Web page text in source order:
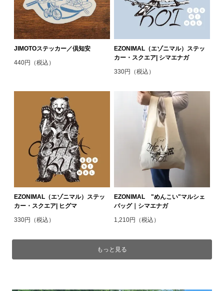
JIMOTOステッカー／倶知安
440円（税込）
EZONIMAL（エゾニマル）ステッ
カー・スクエア| シマエナガ
330円（税込）
EZONIMAL（エゾニマル）ステッ
カー・スクエア| ヒグマ
330円（税込）
EZONIMAL "めんこい"マルシェ
バッグ｜シマエナガ
1,210円（税込）
もっと見る